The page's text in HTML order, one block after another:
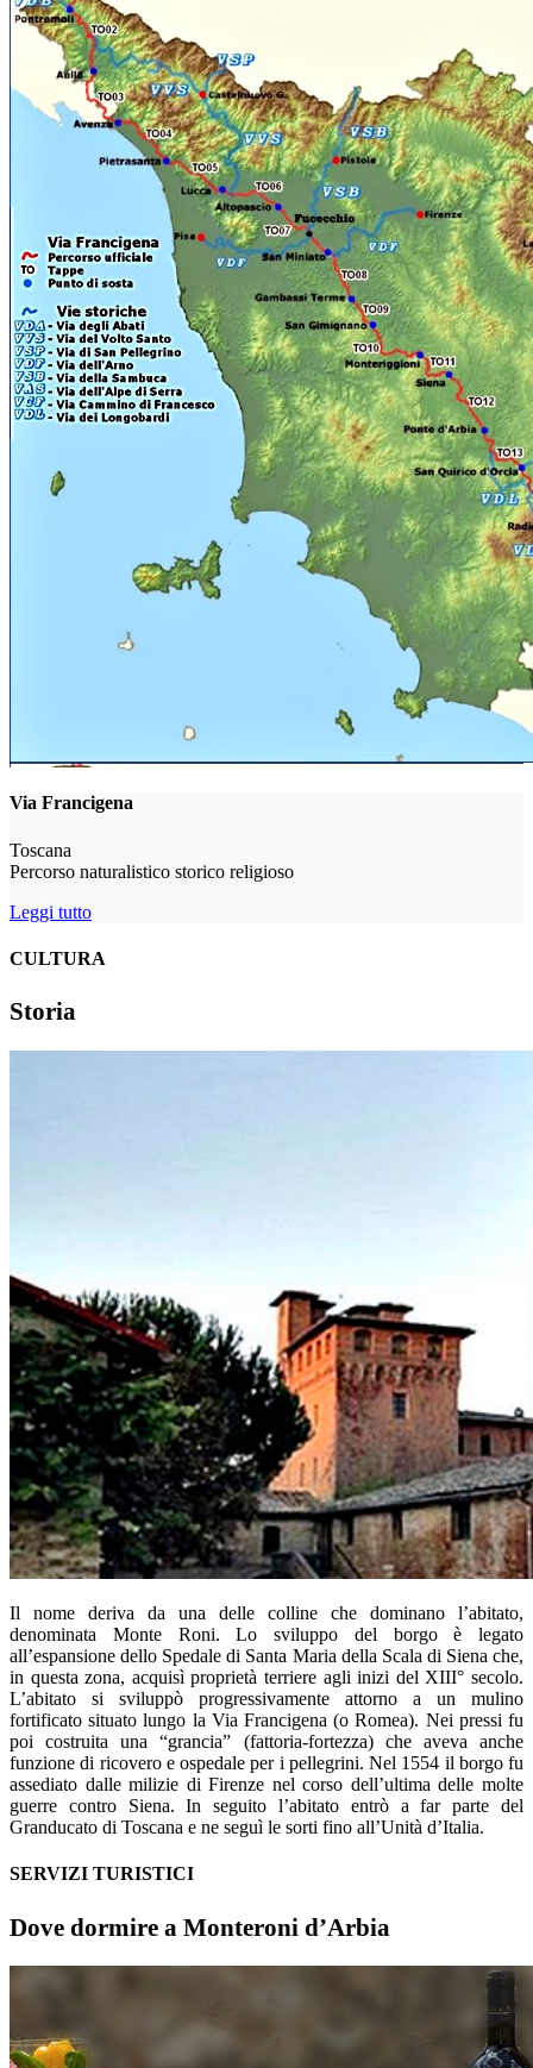
Via Francigena
Toscana
Percorso naturalistico storico religioso
Leggi tutto
CULTURA
Storia
Il nome deriva da una delle colline che dominano l’abitato,
denominata Monte Roni. Lo sviluppo del borgo è legato
all’espansione dello Spedale di Santa Maria della Scala di Siena che,
in questa zona, acquisì proprietà terriere agli inizi del XIII° secolo.
L’abitato si sviluppò progressivamente attorno a un mulino
fortificato situato lungo la Via Francigena (o Romea). Nei pressi fu
poi costruita una “grancia” (fattoria-fortezza) che aveva anche
funzione di ricovero e ospedale per i pellegrini. Nel 1554 il borgo fu
assediato dalle milizie di Firenze nel corso dell’ultima delle molte
guerre contro Siena. In seguito l’abitato entrò a far parte del
Granducato di Toscana e ne seguì le sorti fino all’Unità d’Italia.
SERVIZI TURISTICI
Dove dormire a Monteroni d’Arbia